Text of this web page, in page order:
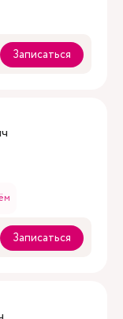
Записаться
Записаться